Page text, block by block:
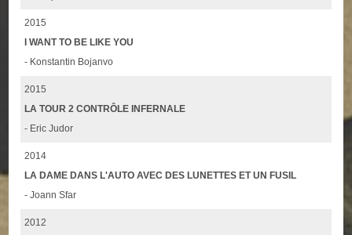
2015
I WANT TO BE LIKE YOU
- Konstantin Bojanvo
2015
LA TOUR 2 CONTRÔLE INFERNALE
- Eric Judor
2014
LA DAME DANS L'AUTO AVEC DES LUNETTES ET UN FUSIL
- Joann Sfar
2012